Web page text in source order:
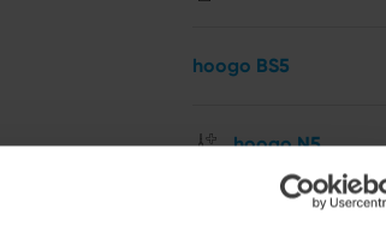
hoogo BS5
hoogo N5